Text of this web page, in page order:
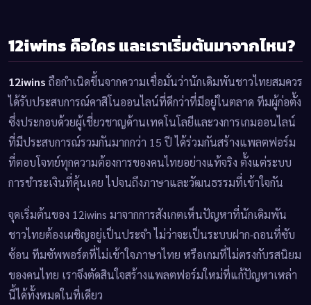
12iwins คือใคร และเราเริ่มต้นมาจากไหน?
12iwins ถือกำเนิดขึ้นจากความเชื่อมั่นว่านักเดิมพันชาวไทยสมควร
ได้รับประสบการณ์คาสิโนออนไลน์ที่ดีกว่าที่มีอยู่ในตลาด ทีมผู้ก่อตั้ง
ซึ่งประกอบด้วยผู้เชี่ยวชาญด้านเทคโนโลยีและวงการเกมออนไลน์
ที่มีประสบการณ์รวมกันมากกว่า 15 ปี ได้ร่วมกันสร้างแพลตฟอร์ม
ที่ตอบโจทย์ทุกความต้องการของคนไทยอย่างแท้จริง ตั้งแต่ระบบ
การชำระเงินที่คุ้นเคย ไปจนถึงภาษาและวัฒนธรรมที่เข้าใจกัน
จุดเริ่มต้นของ 12iwins มาจากการสังเกตเห็นปัญหาที่นักเดิมพัน
ชาวไทยต้องเผชิญอยู่เป็นประจำ ไม่ว่าจะเป็นระบบฝาก-ถอนที่ซับ
ซ้อน ทีมซัพพอร์ตที่ไม่เข้าใจภาษาไทย หรือเกมที่ไม่ตรงกับรสนิยม
ของคนไทย เราจึงตัดสินใจสร้างแพลตฟอร์มใหม่ที่แก้ปัญหาเหล่า
นี้ได้ทั้งหมดในที่เดียว